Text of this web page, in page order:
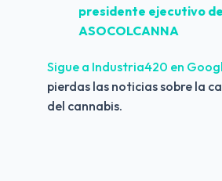
presidente ejecutivo de
ASOCOLCANNA
Sigue a Industria420 en
pierdas las noticias sobre la
del cannabis.